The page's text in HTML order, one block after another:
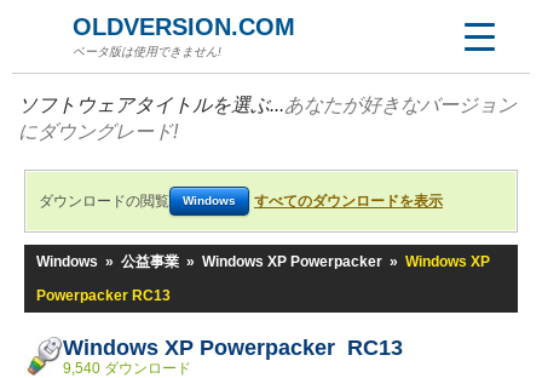
OLDVERSION.COM
ベータ版は使用できません!
ソフトウェアタイトルを選ぶ...あなたが好きなバージョン
にダウングレード!
ダウンロードの閲覧 Windows すべてのダウンロードを表示
Windows » 公益事業 » Windows XP Powerpacker » Windows XP
Powerpacker RC13
Windows XP Powerpacker RC13
9,540 ダウンロード